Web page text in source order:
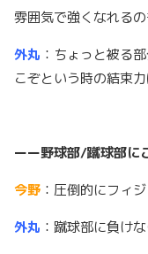
雰囲気で強くなれるの
外丸 ：ちょっと被る
こぞという時の結束
ーー野球部/蹴球部に
今野 ：圧倒的にフィ
外丸 ：蹴球部に負け